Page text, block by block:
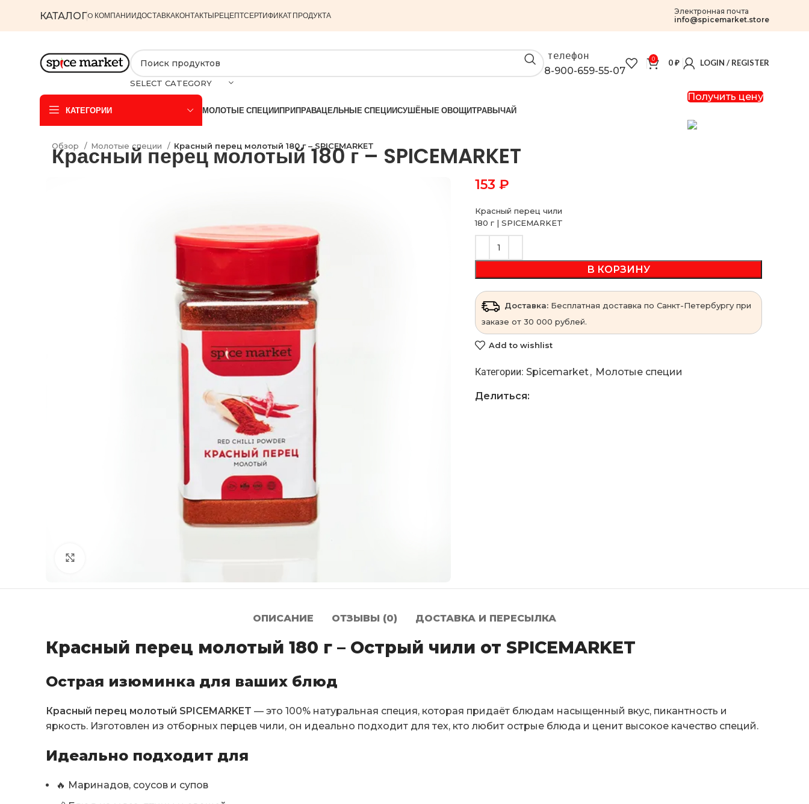
КАТАЛОГO КОМПАНИИДОСТАВКАКОНТАКТЫРЕЦЕПТСЕРТИФИКАТ ПРОДУКТА
Электронная почта
info@spicemarket.store
SELECT CATEGORY
телефон
8-900-659-55-07
0 0₽ LOGIN / REGISTER
КАТЕГОРИИ МОЛОТЫЕ СПЕЦИИПРИПРАВАЦЕЛЬНЫЕ СПЕЦИИСУШЁНЫЕ ОВОЩИТРАВЫЧАЙ
Получить цену
Обзор Молотые специи Красный перец молотый 180 г – SPICEMARKET
Красный перец молотый 180 г – SPICEMARKET
153 ₽
Красный перец чили
180 г | SPICEMARKET
В КОРЗИНУ
Доставка:Бесплатная доставка по Санкт-Петербургу при
заказе от 30 000 рублей.
Add to wishlist
Категории: Spicemarket, Молотые специи
Делиться:
ОПИСАНИЕ ОТЗЫВЫ (0) ДОСТАВКА И ПЕРЕСЫЛКА
Красный перец молотый 180 г – Острый чили от SPICEMARKET
Острая изюминка для ваших блюд
Красный перец молотый SPICEMARKET — это 100% натуральная специя, которая придаёт блюдам насыщенный вкус, пикантность и
яркость. Изготовлен из отборных перцев чили, он идеально подходит для тех, кто любит острые блюда и ценит высокое качество специй.
Идеально подходит для
🔥 Маринадов, соусов и супов